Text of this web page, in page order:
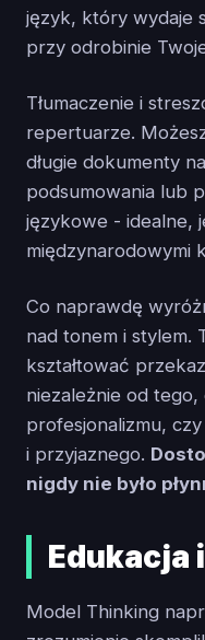
język, który wydaje
przy odrobinie
Tłumaczenie i
repertuarze.
długie dokumenty
podsumowania lub
językowe - idealne,
międzynarodowymi
Co naprawdę
nad tonem i stylem.
kształtować
niezależnie od
profesjonalizmu,
i przyjaznego.
nigdy nie było
Edukacja
Model Thinking